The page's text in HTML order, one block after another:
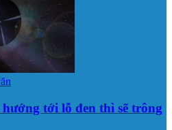
tới lỗ đen thì sẽ trông